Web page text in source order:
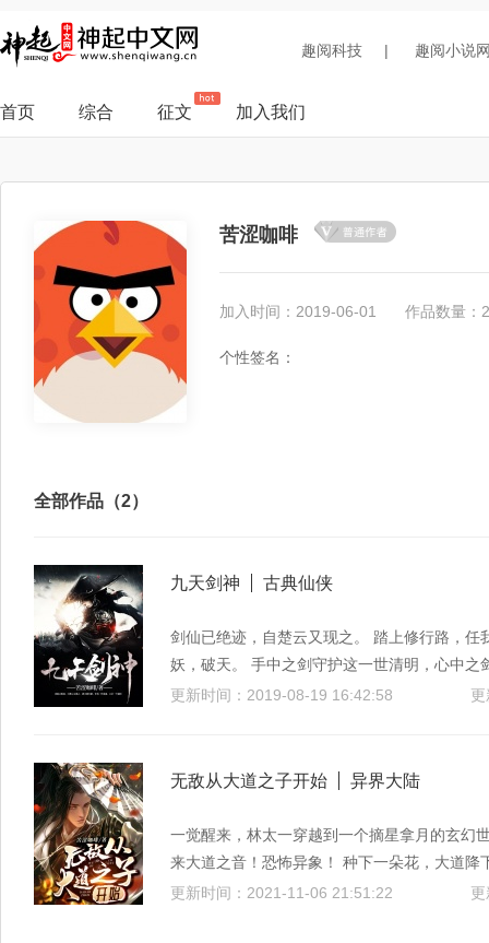
趣阅科技 | 趣阅小说
首页 综合 征文 加入我们
苦涩咖啡
加入时间：2019-06-01 作品数量：2
个性签名：
全部作品（2）
九天剑神 古典仙侠
剑仙已绝迹，自楚云又现之。 踏上修行路，
妖，破天。 手中之剑守护这一世清明，心中之
更新时间：2019-08-19 16:42:58
无敌从大道之子开始 异界大陆
一觉醒来，林太一穿越到一个摘星拿月的玄幻
来大道之音！恐怖异象！ 种下一朵花，大道
间，那条鱼化龙了！ 无心插柳柳成荫，无数
更新时间：2021-11-06 21:51:22